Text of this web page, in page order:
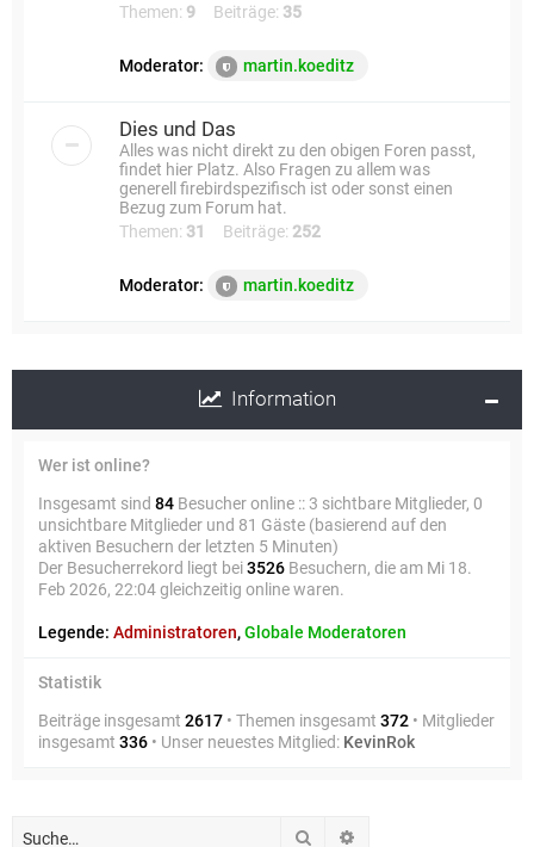
Themen: 9 Beiträge: 35
Moderator: martin.koeditz
Dies und Das
Alles was nicht direkt zu den obigen Foren passt,
findet hier Platz. Also Fragen zu allem was
generell firebirdspezifisch ist oder sonst einen
Bezug zum Forum hat.
Themen: 31 Beiträge: 252
Moderator: martin.koeditz
Information
Wer ist online?
Insgesamt sind 84 Besucher online :: 3 sichtbare Mitglieder, 0
unsichtbare Mitglieder und 81 Gäste (basierend auf den
aktiven Besuchern der letzten 5 Minuten)
Der Besucherrekord liegt bei3526 Besuchern, die am Mi 18.
Feb 2026, 22:04 gleichzeitig online waren.
Legende: Administratoren,Globale Moderatoren
Statistik
Beiträge insgesamt 2617 • Themen insgesamt 372 • Mitglieder
insgesamt 336 • Unser neuestes Mitglied: KevinRok
Suche